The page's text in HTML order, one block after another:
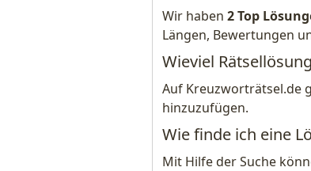
Wir haben 2 Top
Längen, Bewertungen
Wieviel
Auf Kreuzworträtsel.de
hinzuzufügen.
Wie finde ich eine
Mit Hilfe der Suche